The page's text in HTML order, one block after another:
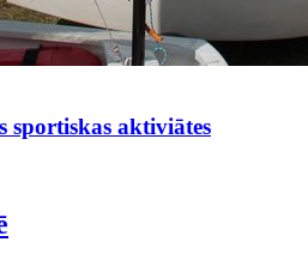
sportiskas aktiviātes